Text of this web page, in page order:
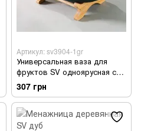
Артикул: sv3904-1gr
Универсальная ваза для
фруктов SV одноярусная с
деревянной подставкой
Зеленый (sv3904-1gr)
307 грн